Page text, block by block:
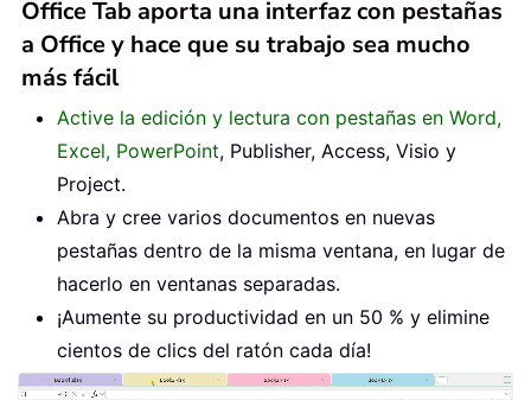
Office Tab aporta una interfaz con pestañas
a Office y hace que su trabajo sea mucho
más fácil
Active la edición y lectura con pestañas en Word,
Excel, PowerPoint, Publisher, Access, Visio y
Project.
Abra y cree varios documentos en nuevas
pestañas dentro de la misma ventana, en lugar de
hacerlo en ventanas separadas.
¡Aumente su productividad en un 50 % y elimine
cientos de clics del ratón cada día!